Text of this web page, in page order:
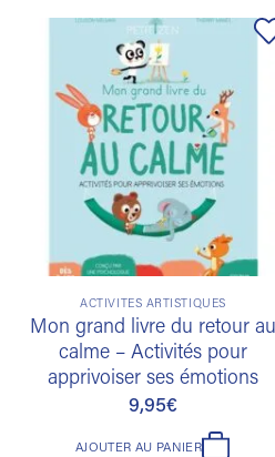
ACTIVITÉS ARTISTIQUES
Mon grand livre du retour au
calme – Activités pour
apprivoiser ses émotions
9,95€
AJOUTER AU PANIER